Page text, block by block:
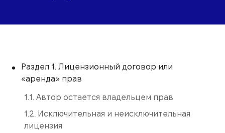
Раздел 1. Лицензионный договор или
«аренда» прав
1.1. Автор остается владельцем прав
1.2. Исключительная и неисключительная
лицензия